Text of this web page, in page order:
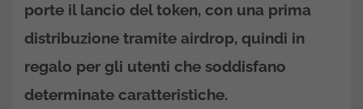
porte il lancio del token, con una prima
distribuzione tramite airdrop, quindi in
regalo per gli utenti che soddisfano
determinate caratteristiche.